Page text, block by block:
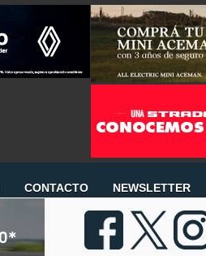
CONTACTO NEWSLETTER